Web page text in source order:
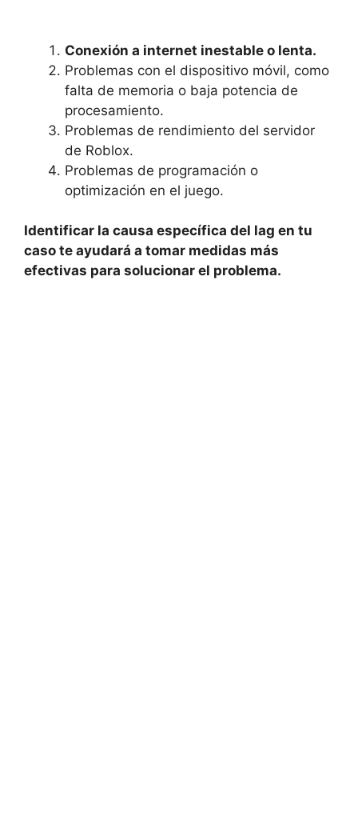
Conexión a internet ​inestable o lenta.
Problemas con el dispositivo móvil, como
⁤falta de ‌memoria⁢ o baja potencia de
procesamiento.
Problemas de rendimiento del⁤ servidor
de Roblox.
Problemas de programación o
optimización en el juego.
Identificar la causa⁢ específica del lag en tu
caso te ayudará a ⁣tomar medidas más
efectivas para solucionar el ‌problema.